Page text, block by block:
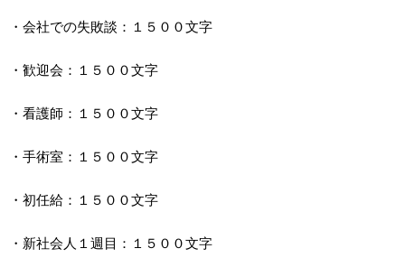
・会社での失敗談：１５００文字
・歓迎会：１５００文字
・看護師：１５００文字
・手術室：１５００文字
・初任給：１５００文字
・新社会人１週目：１５００文字